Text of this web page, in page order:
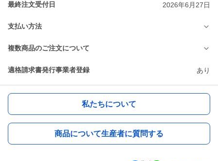
最終注文受付日 2026年6月27日
支払い方法
複数商品のご注文について
適格請求書発行事業者登録 あり
私たちについて
商品について生産者に質問する